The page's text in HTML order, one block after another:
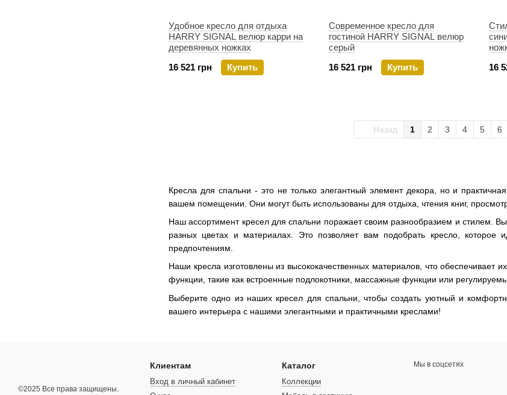
Кресла для спальни - это не только элегантный элемент декора, но и
вашем помещении. Они могут быть использованы для отдыха, чтения книг,
Наш ассортимент кресел для спальни поражает своим разнообразием и стилем.
разных цветах и материалах. Это позволяет вам подобрать кресло,
предпочтениям.
Наши кресла изготовлены из высококачественных материалов, что обеспечивает
функции, такие как встроенные подлокотники, массажные функции или
Выберите одно из наших кресел для спальни, чтобы создать уютный и
вашего интерьера с нашими элегантными и практичными креслами!
Удобное кресло для отдыха
HARRY SIGNAL велюр карри на
деревянных ножках
16 521 грн
Купить
Современное кресло для
гостиной HARRY SIGNAL велюр
серый
16 521 грн
Купить
16
Назад 1 2 3 4 5 6
©2025 Все права защищены.
Клиентам
Вход в личный кабинет
Каталог
Коллекции
Мы в соцсетях